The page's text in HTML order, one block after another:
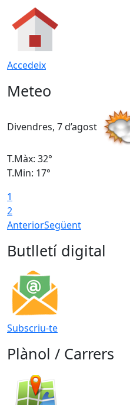
Accedeix
Meteo
Divendres, 7 d’agost
T.Màx: 32°
T.Min: 17°
1
2
AnteriorSegüent
Butlletí digital
Subscriu-te
Plànol / Carrers